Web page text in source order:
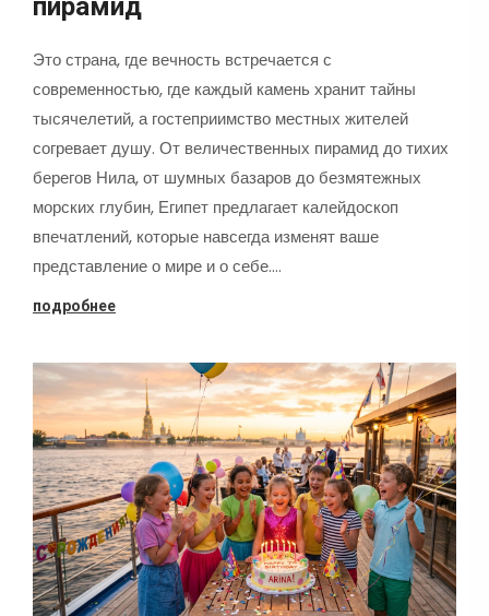
пирамид
Это страна, где вечность встречается с
современностью, где каждый камень хранит тайны
тысячелетий, а гостеприимство местных жителей
согревает душу. От величественных пирамид до тихих
берегов Нила, от шумных базаров до безмятежных
морских глубин, Египет предлагает калейдоскоп
впечатлений, которые навсегда изменят ваше
представление о мире и о себе.…
подробнее